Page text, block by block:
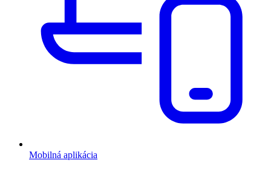
Mobilná aplikácia